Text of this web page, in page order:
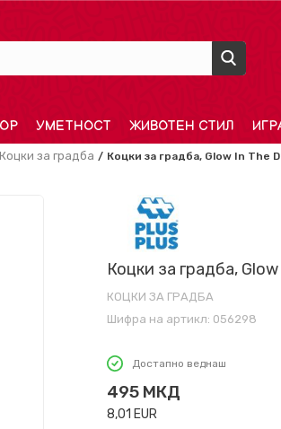
УМЕТНОСТ ЖИВОТЕН СТИЛ
Коцки за градба Коцки за градба, Glow In The
Коцки за градба,
КОЦКИ ЗА ГРАДБА
Шифра на артикл: 056298
Достапно веднаш
495 МКД
8,01 EUR